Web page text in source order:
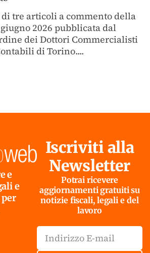
di tre articoli a commento della
2026 pubblicata dal
dei Dottori Commercialisti
di Torino....
e
e
Iscriviti alla
Newsletter
Potrai ricevere
aggiornamenti gratuiti su
notizie fiscali, legali e del
lavoro